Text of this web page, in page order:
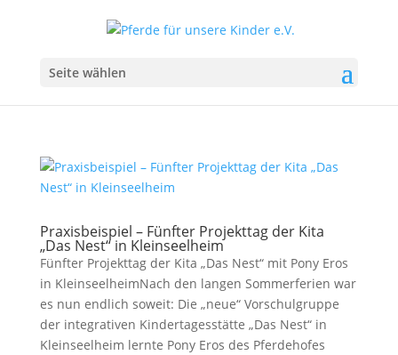
Seite wählen
Praxisbeispiel – Fünfter Projekttag der Kita
„Das Nest“ in Kleinseelheim
Fünfter Projekttag der Kita „Das Nest“ mit Pony Eros
in KleinseelheimNach den langen Sommerferien war
es nun endlich soweit: Die „neue“ Vorschulgruppe
der integrativen Kindertagesstätte „Das Nest“ in
Kleinseelheim lernte Pony Eros des Pferdehofes